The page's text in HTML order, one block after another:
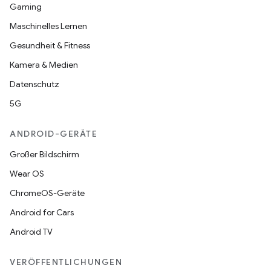
Gaming
Maschinelles Lernen
Gesundheit & Fitness
Kamera & Medien
Datenschutz
5G
ANDROID-GERÄTE
Großer Bildschirm
Wear OS
ChromeOS-Geräte
Android for Cars
Android TV
VERÖFFENTLICHUNGEN